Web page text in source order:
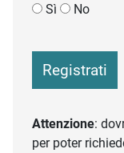
Sì
No
Registrati
Attenzione:
per poter